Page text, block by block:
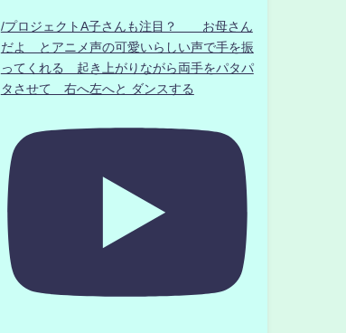
/プロジェクトA子さんも注目？ お母さん
だよ とアニメ声の可愛いらしい声で手を振
ってくれる 起き上がりながら両手をパタパ
タさせて 右へ左へと ダンスする